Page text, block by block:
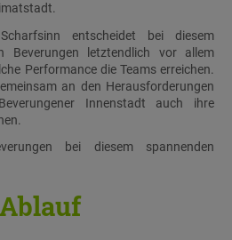
entscheidet bei diesem
Beverungen letztendlich vor allem
Performance die Teams erreichen.
an den Herausforderungen
Innenstadt auch ihre
bei diesem spannenden